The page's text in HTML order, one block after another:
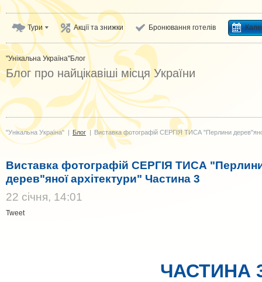
Тури Акції та знижки Бронювання готелів
"Унікальна Україна"Блог
Блог про найцікавіші місця України
"Унікальна Україна" | Блог | Виставка фотографій СЕРГІЯ ТИСА "Перлини
Виставка фотографій СЕРГІЯ ТИСА
дерев"яної архітектури" Частина 3
22 cічня, 14:01
Tweet
ЧАСТИНА